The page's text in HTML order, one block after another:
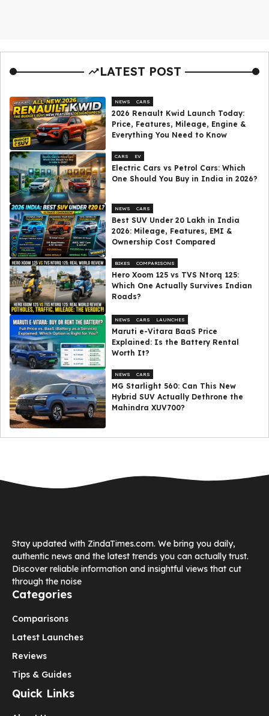
LATEST POST
NEWS CARS
2026 Renault Kwid Launch Today:
Price, Features, Mileage, Engine &
Everything You Need to Know
CARS EV
Electric Cars vs Petrol Cars: Which
One Should You Buy in India in 2026?
NEWS CARS
Best SUV Under ₹20 Lakh in India
2026: Mileage, Features, EMI &
Ownership Cost Compared
BIKES COMPARISONS
Hero Xoom 125 vs TVS Ntorq 125:
Which One Actually Survives Indian
Roads?
NEWS CARS LAUNCHES
Maruti e-Vitara BaaS Price
Explained: Is the Battery Rental
Worth It?
NEWS CARS
MG Starlight 560: Can This New
Hybrid SUV Actually Dethrone the
Mahindra XUV700?
Stay updated with ZindaTimes.com. We bring you daily,
authentic news and the latest trends you can actually trust.
Discover reliable information and insightful views that cut
through the noise
Categories
Comparisons
Latest Launches
Reviews
Tips & Guides
Quick Links